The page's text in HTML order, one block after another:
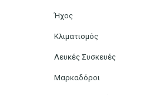
Ήχος
Κλιματισμός
Λευκές Συσκευές
Μαρκαδόροι